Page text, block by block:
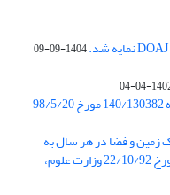
1404-09-09
1402-
نشریه فیزیک زمین و فضا در هر سال به
زبان انگلیسی در جلسه کار گروه علوم پایه مورخ 22/10/92 وزارت علوم،